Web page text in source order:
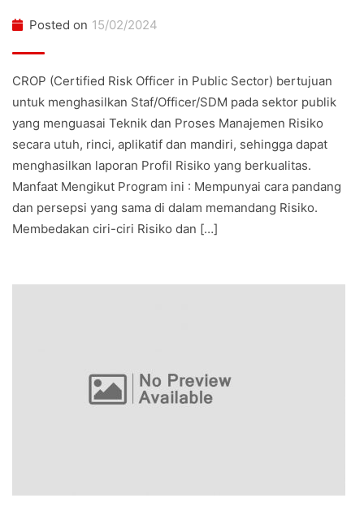
Posted on 15/02/2024
CROP (Certified Risk Officer in Public Sector) bertujuan
untuk menghasilkan Staf/Officer/SDM pada sektor publik
yang menguasai Teknik dan Proses Manajemen Risiko
secara utuh, rinci, aplikatif dan mandiri, sehingga dapat
menghasilkan laporan Profil Risiko yang berkualitas.
Manfaat Mengikut Program ini : Mempunyai cara pandang
dan persepsi yang sama di dalam memandang Risiko.
Membedakan ciri-ciri Risiko dan […]